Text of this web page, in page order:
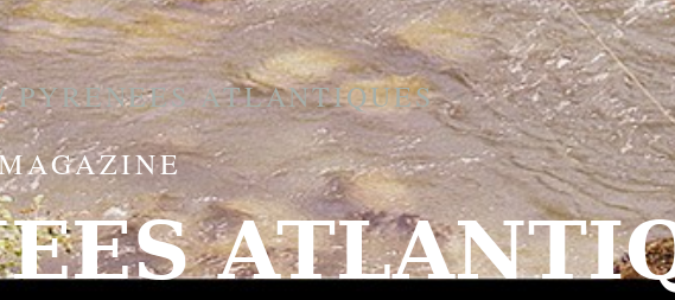
PYRENEES ATLANTIQUES